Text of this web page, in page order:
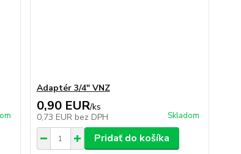
Adaptér 3/4" VNZ
0,90 EUR/ks
0,73 EUR bez DPH Skladom
Pridať do košíka